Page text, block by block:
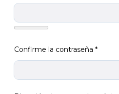
Confirme la contraseña *